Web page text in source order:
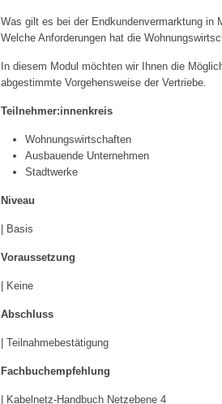
Was gilt es bei der Endkundenvermarktung in
Welche Anforderungen hat die
In diesem Modul möchten wir Ihnen die
abgestimmte Vorgehensweise der Vertriebe.
Teilnehmer:innenkreis
Wohnungswirtschaften
Ausbauende Unternehmen
Stadtwerke
Niveau
| Basis
Voraussetzung
| Keine
Abschluss
| Teilnahmebestätigung
Fachbuchempfehlung
| Kabelnetz-Handbuch Netzebene 4